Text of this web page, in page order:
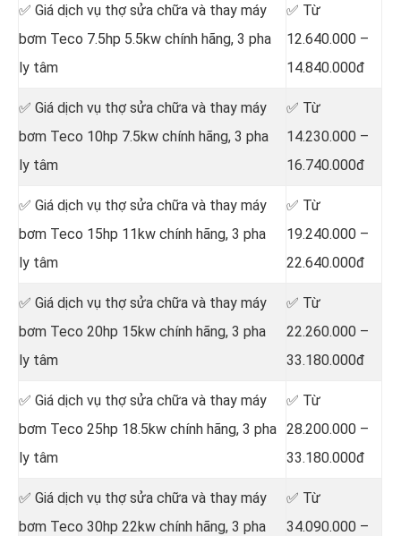
✅ Giá dịch vụ thợ sửa chữa và thay máy
bơm Teco 7.5hp 5.5kw chính hãng, 3 pha
ly tâm
✅ Từ
12.640.000 –
14.840.000đ
✅ Giá dịch vụ thợ sửa chữa và thay máy
bơm Teco 10hp 7.5kw chính hãng, 3 pha
ly tâm
✅ Từ
14.230.000 –
16.740.000đ
✅ Giá dịch vụ thợ sửa chữa và thay máy
bơm Teco 15hp 11kw chính hãng, 3 pha
ly tâm
✅ Từ
19.240.000 –
22.640.000đ
✅ Giá dịch vụ thợ sửa chữa và thay máy
bơm Teco 20hp 15kw chính hãng, 3 pha
ly tâm
✅ Từ
22.260.000 –
33.180.000đ
✅ Giá dịch vụ thợ sửa chữa và thay máy
bơm Teco 25hp 18.5kw chính hãng, 3 pha
ly tâm
✅ Từ
28.200.000 –
33.180.000đ
✅ Giá dịch vụ thợ sửa chữa và thay máy
bơm Teco 30hp 22kw chính hãng, 3 pha
✅ Từ
34.090.000 –